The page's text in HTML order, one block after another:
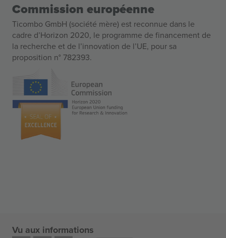
Commission européenne
Ticombo GmbH (société mère) est reconnue dans le
cadre d’Horizon 2020, le programme de financement de
la recherche et de l’innovation de l’UE, pour sa
proposition n° 782393.
Vu aux informations